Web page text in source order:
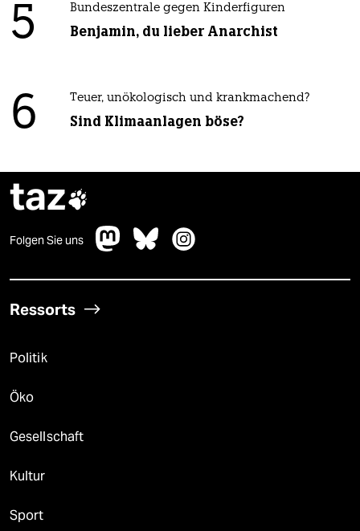
5 Bundeszentrale gegen Kinderfiguren
Benjamin, du lieber Anarchist
6 Teuer, unökologisch und krankmachend?
Sind Klimaanlagen böse?
taz
Folgen Sie uns
Ressorts
Politik
Öko
Gesellschaft
Kultur
Sport